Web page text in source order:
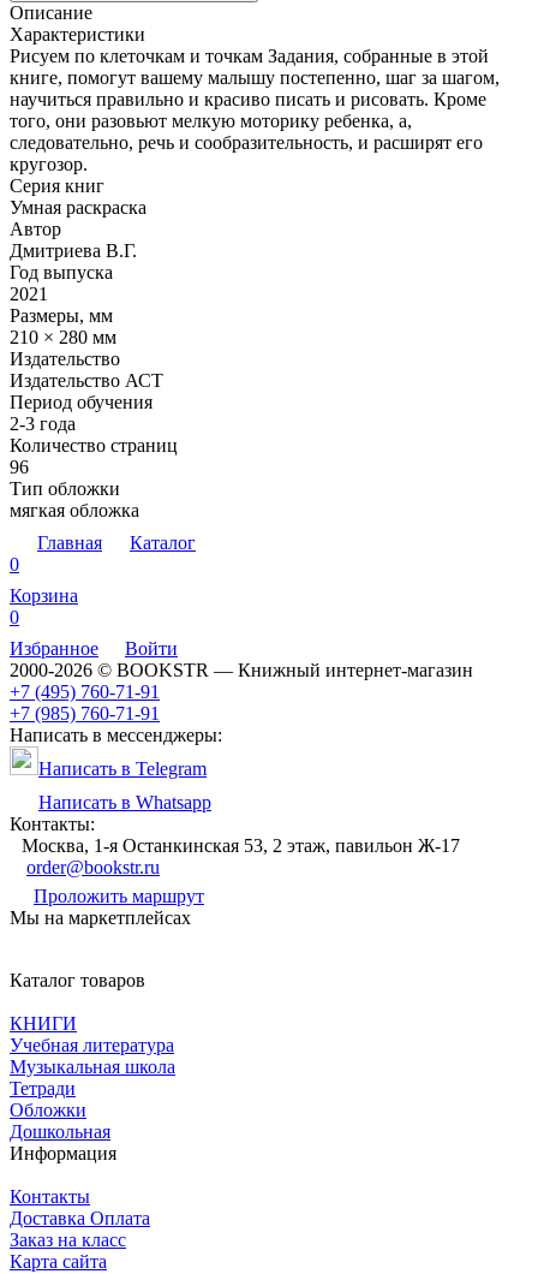
Описание
Характеристики
Рисуем по клеточкам и точкам Задания, собранные в этой
книге, помогут вашему малышу постепенно, шаг за шагом,
научиться правильно и красиво писать и рисовать. Кроме
того, они разовьют мелкую моторику ребенка, а,
следовательно, речь и сообразительность, и расширят его
кругозор.
Серия книг
Умная раскраска
Автор
Дмитриева В.Г.
Год выпуска
2021
Размеры, мм
210 × 280 мм
Издательство
Издательство АСТ
Период обучения
2-3 года
Количество страниц
96
Тип обложки
мягкая обложка
Главная
Каталог
0
Корзина
0
Избранное
Войти
2000-2026 © BOOKSTR — Книжный интернет-магазин
+7 (495) 760-71-91
+7 (985) 760-71-91
Написать в мессенджеры:
Написать в Telegram
Написать в Whatsapp
Контакты:
Москва, 1-я Останкинская 53, 2 этаж, павильон Ж-17
order@bookstr.ru
Проложить маршрут
Мы на маркетплейсах
Каталог товаров
КНИГИ
Учебная литература
Музыкальная школа
Тетради
Обложки
Дошкольная
Информация
Контакты
Доставка Оплата
Заказ на класс
Карта сайта